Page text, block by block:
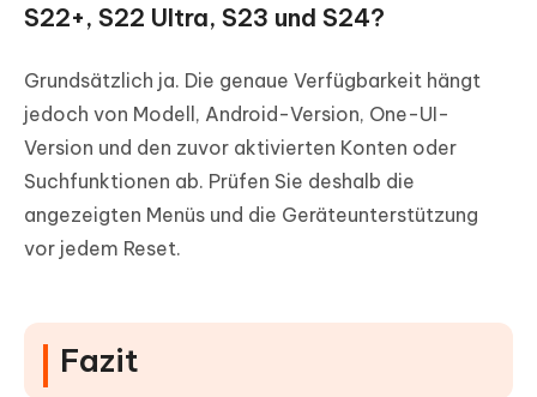
S22+, S22 Ultra, S23 und S24?
Grundsätzlich ja. Die genaue Verfügbarkeit hängt
jedoch von Modell, Android-Version, One-UI-
Version und den zuvor aktivierten Konten oder
Suchfunktionen ab. Prüfen Sie deshalb die
angezeigten Menüs und die Geräteunterstützung
vor jedem Reset.
Fazit